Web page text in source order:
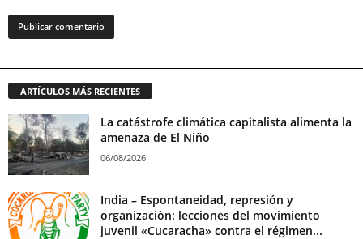
ARTÍCULOS MÁS RECIENTES
La catástrofe climática capitalista alimenta la
amenaza de El Niño
06/08/2026
India – Espontaneidad, represión y
organización: lecciones del movimiento
juvenil «Cucaracha» contra el régimen...